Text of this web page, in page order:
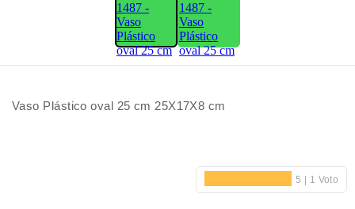
Vaso Plástico oval 25 cm 25X17X8 cm